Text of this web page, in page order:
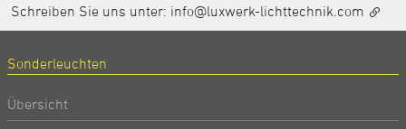
Schreiben Sie uns unter: info@luxwerk-lichttechnik.com
Sonderleuchten
Übersicht